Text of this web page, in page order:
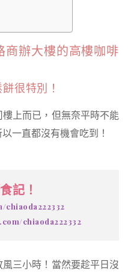
商辦大樓的高樓咖啡
很特別！
上而已，但無奈平時不能
一直都沒有機會吃到！
記！
chiaoda222332
chiaoda222332
三小時！當然要趁平日沒